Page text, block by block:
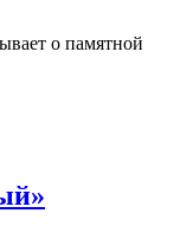
о памятной